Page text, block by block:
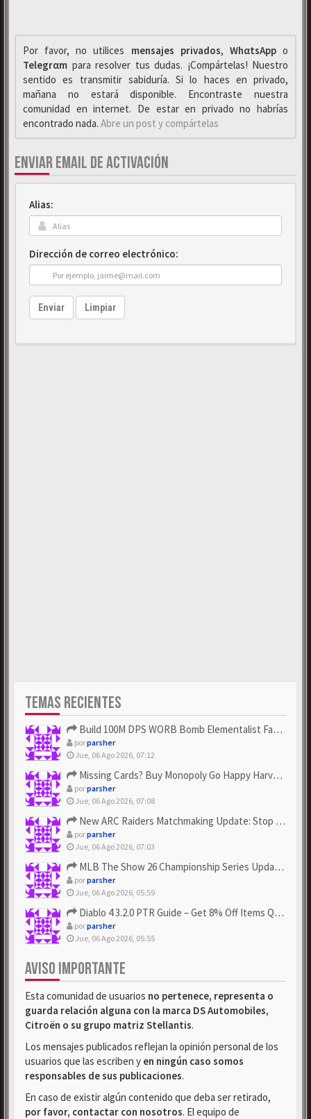
Por favor, no utilices mensajes privados, WhαtsAppo
Telegrαm para resolver tus dudas. ¡Compártelas! Nuestro
sentido es transmitir sabiduría. Si lo haces en privado,
mañana no estará disponible. Encontraste nuestra
comunidad en internet. De estar en privado no habrías
encontrado nada. Abre un post y compártelas
ENVIAR EMAIL DE ACTIVACIÓN
Alias:
Dirección de correo electrónico:
Enviar Limpiar
TEMAS RECIENTES
Build 100M DPS WORB Bomb Elementalist Fast - Grab POE Curren...
porparsher
Jue, 06 Ago 2026, 07:12
Missing Cards? Buy Monopoly Go Happy Harvest with Looney Tun...
porparsher
Jue, 06 Ago 2026, 07:08
New ARC Raiders Matchmaking Update: Stop Failed - Grab Bluep...
porparsher
Jue, 06 Ago 2026, 07:03
MLB The Show 26 Championship Series Update! Get Cheap & ...
porparsher
Jue, 06 Ago 2026, 05:59
Diablo 4 3.2.0 PTR Guide – Get 8% Off Items Quickly to Test ...
porparsher
Jue, 06 Ago 2026, 05:55
AVISO IMPORTANTE
Esta comunidad de usuarios no pertenece, representa o
guarda relación alguna con la marca DS Automobiles,
Citroën o su grupo matriz Stellantis.
Los mensajes publicados reflejan la opinión personal de los
usuarios que las escriben y en ningún caso somos
responsables de sus publicaciones.
En caso de existir algún contenido que deba ser retirado,
por favor, contactar con nosotros. El equipo de